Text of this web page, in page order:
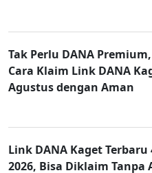
Tak Perlu DANA
Cara Klaim Link DANA
Agustus dengan Aman
Link DANA Kaget Terbaru
2026, Bisa Diklaim Tanpa